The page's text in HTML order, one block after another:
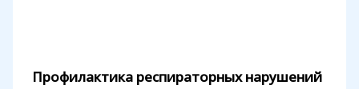
Профилактика респираторных нарушений